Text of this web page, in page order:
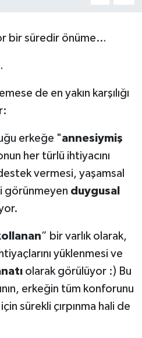
bir süredir önüme…
de en yakın karşılığı
erkeğe "annesiymiş
her türlü ihtiyacını
vermesi, yaşamsal
görünmeyen duygusal
” bir varlık olarak,
yüklenmesi ve
olarak görülüyor :) Bu
erkeğin tüm konforunu
sürekli çırpınma hali de